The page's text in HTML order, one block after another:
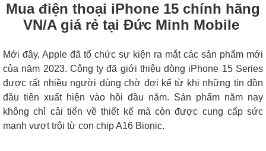
Mua điện thoại iPhone 15 chính hãng
VN/A giá rẻ tại Đức Minh Mobile
Mới đây, Apple đã tổ chức sự kiện ra mắt các sản phẩm mới
của năm 2023. Công ty đã giới thiệu dòng iPhone 15 Series
được rất nhiều người dùng chờ đợi kể từ khi những tin đồn
đầu tiên xuất hiện vào hồi đầu năm. Sản phẩm năm nay
không chỉ cải tiến về thiết kế mà còn được cung cấp sức
mạnh vượt trội từ con chip A16 Bionic.